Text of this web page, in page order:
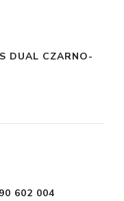
DUAL CZARNO-
602 004